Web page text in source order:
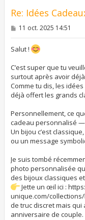
Re: Idées
M
s
e
11 oct. 2025 14:51
Salut !
C’est super que tu
surtout après avoir
Comme tu dis, les
déjà offert les grands
Personnellement, ce
cadeau personnalisé
Un bijou c’est
ou un message
Je suis tombé
photo personnalisée
des bijoux classiques
Jette un œil ici :
unique.com/
de truc discret mais
anniversaire de couple.